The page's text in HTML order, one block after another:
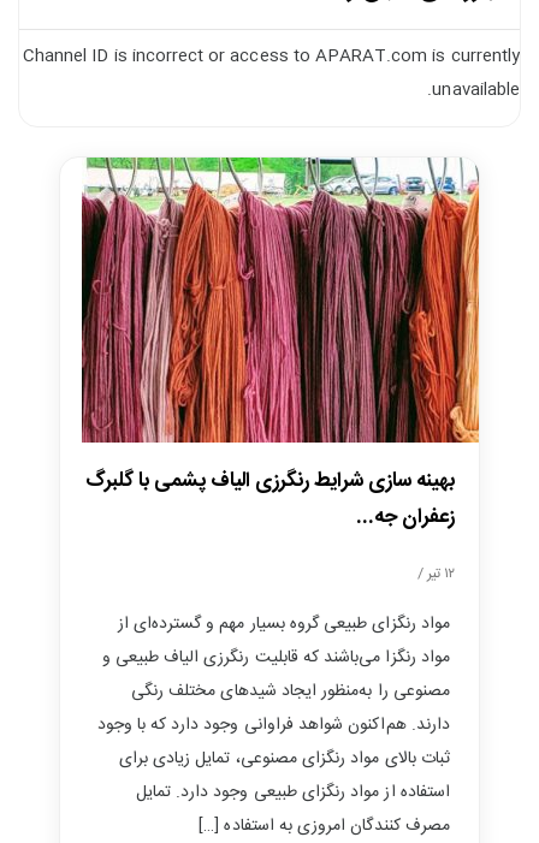
Channel ID is incorrect or access to APARAT.com is currently
unavailable.
بهینه سازی شرایط رنگرزی الیاف پشمی با گلبرگ
زعفران جه...
۱۲ تیر /
مواد رنگزای طبیعی گروه بسیار مهم و گسترده‌ای از
مواد رنگزا می‌باشند که قابلیت رنگرزی الیاف طبیعی و
مصنوعی را به‌منظور ایجاد شیدهای مختلف رنگی
دارند. هم‌اکنون شواهد فراوانی وجود دارد که با وجود
ثبات بالای مواد رنگزای مصنوعی، تمایل زیادی برای
استفاده از مواد رنگزای طبیعی وجود دارد. تمایل
مصرف کنندگان امروزی به استفاده […]